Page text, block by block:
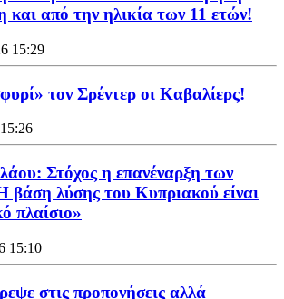
και από την ηλικία των 11 ετών!
15:29
τον Σρέντερ οι Καβαλίερς!
Στόχος η επανέναρξη των
βάση λύσης του Κυπριακού είναι
πλαίσιο»
15:10
στις προπονήσεις αλλά